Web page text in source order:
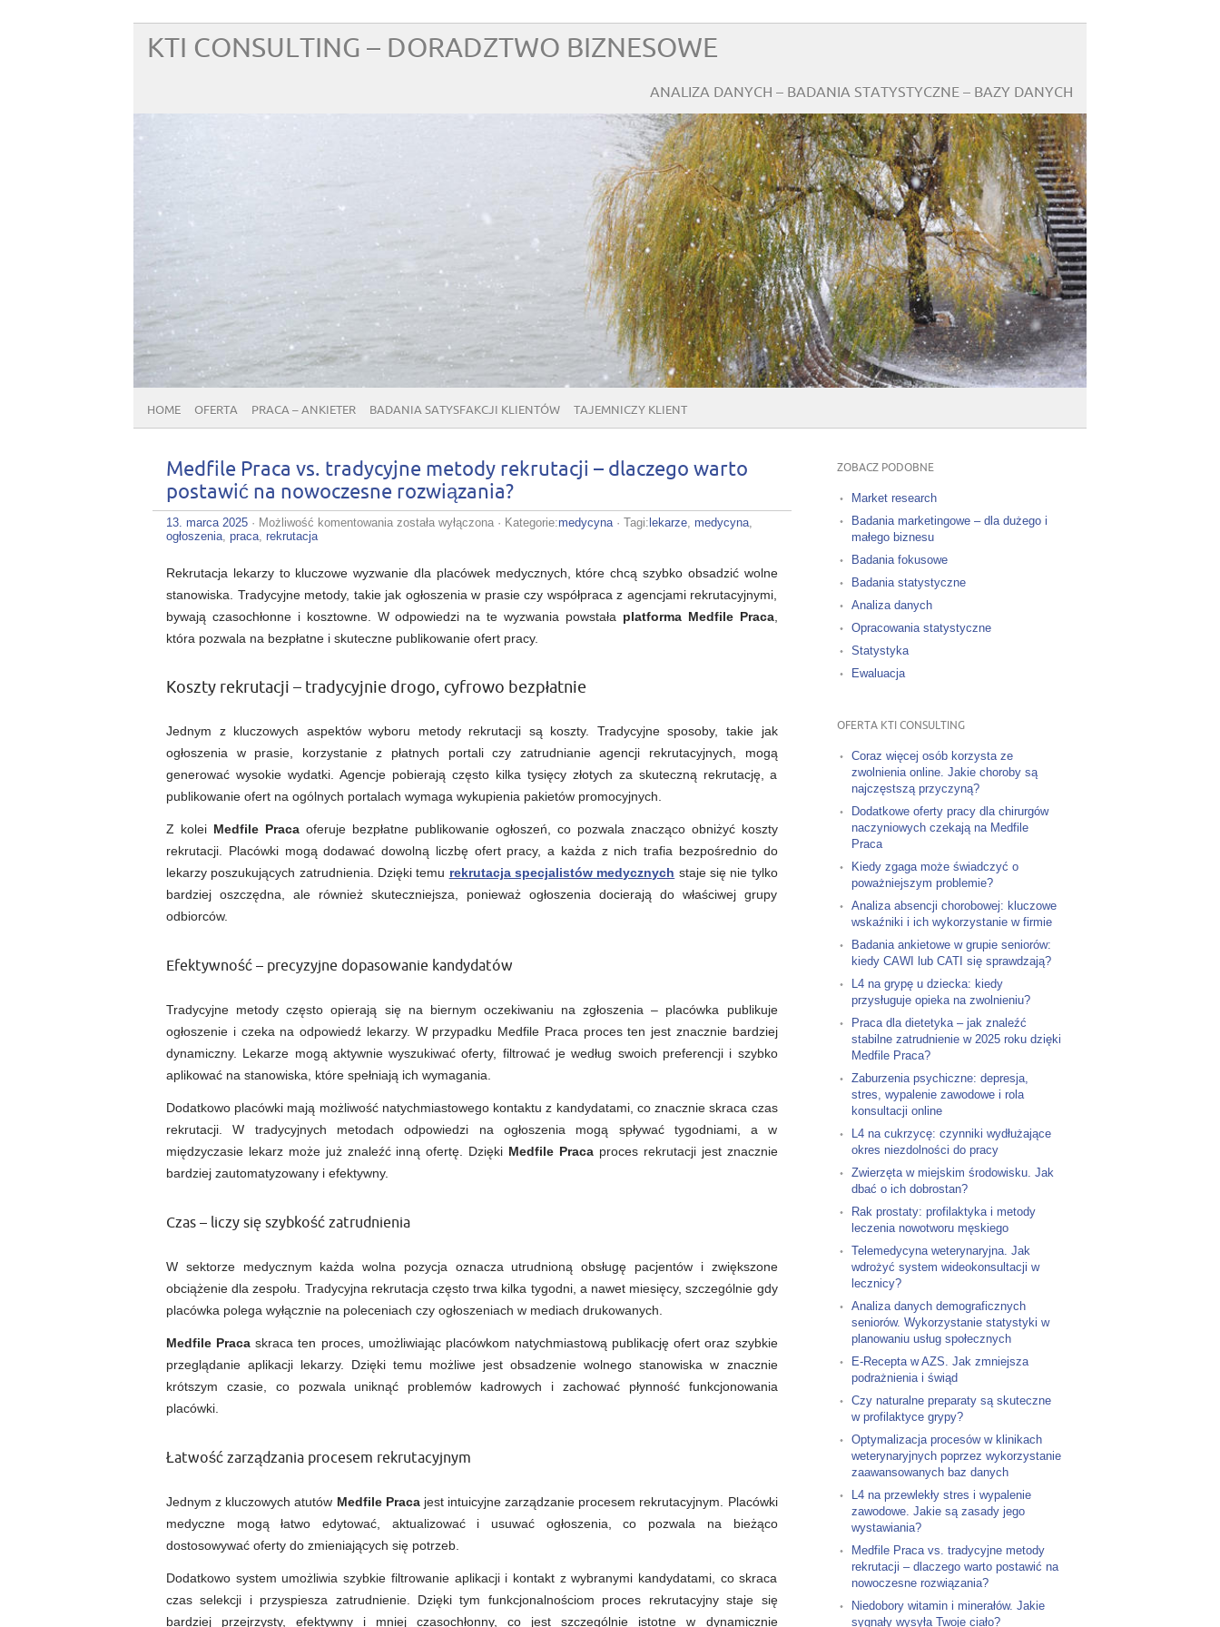
KTI CONSULTING – DORADZTWO BIZNESOWE
ANALIZA DANYCH – BADANIA STATYSTYCZNE – BAZY DANYCH
HOME OFERTA PRACA – ANKIETER BADANIA SATYSFAKCJI KLIENTÓW TAJEMNICZY KLIENT
Medfile Praca vs. tradycyjne metody rekrutacji – dlaczego warto
postawić na nowoczesne rozwiązania?
13. marca 2025 · Możliwość komentowania Medfile
metody
rekrutacji
–
dlaczego
warto
postawić
rozwiązania?
została wyłączona · Kategorie:medycyna· Tagi: lekarze, medycyna,
ogłoszenia, praca, rekrutacja
Rekrutacja lekarzy to kluczowe wyzwanie dla placówek medycznych, które chcą szybko obsadzić wolne
stanowiska. Tradycyjne metody, takie jak ogłoszenia w prasie czy współpraca z agencjami rekrutacyjnymi,
bywają czasochłonne i kosztowne. W odpowiedzi na te wyzwania powstała platforma Medfile Praca,
która pozwala na bezpłatne i skuteczne publikowanie ofert pracy.
Koszty rekrutacji – tradycyjnie drogo, cyfrowo bezpłatnie
Jednym z kluczowych aspektów wyboru metody rekrutacji są koszty. Tradycyjne sposoby, takie jak
ogłoszenia w prasie, korzystanie z płatnych portali czy zatrudnianie agencji rekrutacyjnych, mogą
generować wysokie wydatki. Agencje pobierają często kilka tysięcy złotych za skuteczną rekrutację, a
publikowanie ofert na ogólnych portalach wymaga wykupienia pakietów promocyjnych.
Z kolei Medfile Pracaoferuje bezpłatne publikowanie ogłoszeń, co pozwala znacząco obniżyć koszty
rekrutacji. Placówki mogą dodawać dowolną liczbę ofert pracy, a każda z nich trafia bezpośrednio do
lekarzy poszukujących zatrudnienia. Dzięki temu rekrutacja specjalistów medycznych staje się nie tylko
bardziej oszczędna, ale również skuteczniejsza, ponieważ ogłoszenia docierają do właściwej grupy
odbiorców.
Efektywność – precyzyjne dopasowanie kandydatów
Tradycyjne metody często opierają się na biernym oczekiwaniu na zgłoszenia – placówka publikuje
ogłoszenie i czeka na odpowiedź lekarzy. W przypadku Medfile Praca proces ten jest znacznie bardziej
dynamiczny. Lekarze mogą aktywnie wyszukiwać oferty, filtrować je według swoich preferencji i szybko
aplikować na stanowiska, które spełniają ich wymagania.
Dodatkowo placówki mają możliwość natychmiastowego kontaktu z kandydatami, co znacznie skraca czas
rekrutacji. W tradycyjnych metodach odpowiedzi na ogłoszenia mogą spływać tygodniami, a w
międzyczasie lekarz może już znaleźć inną ofertę. Dzięki Medfile Pracaproces rekrutacji jest znacznie
bardziej zautomatyzowany i efektywny.
Czas – liczy się szybkość zatrudnienia
W sektorze medycznym każda wolna pozycja oznacza utrudnioną obsługę pacjentów i zwiększone
obciążenie dla zespołu. Tradycyjna rekrutacja często trwa kilka tygodni, a nawet miesięcy, szczególnie gdy
placówka polega wyłącznie na poleceniach czy ogłoszeniach w mediach drukowanych.
Medfile Praca skraca ten proces, umożliwiając placówkom natychmiastową publikację ofert oraz szybkie
przeglądanie aplikacji lekarzy. Dzięki temu możliwe jest obsadzenie wolnego stanowiska w znacznie
krótszym czasie, co pozwala uniknąć problemów kadrowych i zachować płynność funkcjonowania
placówki.
Łatwość zarządzania procesem rekrutacyjnym
Jednym z kluczowych atutów Medfile Pracajest intuicyjne zarządzanie procesem rekrutacyjnym. Placówki
medyczne mogą łatwo edytować, aktualizować i usuwać ogłoszenia, co pozwala na bieżąco
dostosowywać oferty do zmieniających się potrzeb.
Dodatkowo system umożliwia szybkie filtrowanie aplikacji i kontakt z wybranymi kandydatami, co skraca
czas selekcji i przyspiesza zatrudnienie. Dzięki tym funkcjonalnościom proces rekrutacyjny staje się
bardziej przejrzysty, efektywny i mniej czasochłonny, co jest szczególnie istotne w dynamicznie
ZOBACZ PODOBNE
Market research
Badania marketingowe – dla dużego i
małego biznesu
Badania fokusowe
Badania statystyczne
Analiza danych
Opracowania statystyczne
Statystyka
Ewaluacja
OFERTA KTI CONSULTING
Coraz więcej osób korzysta ze
zwolnienia online. Jakie choroby są
najczęstszą przyczyną?
Dodatkowe oferty pracy dla chirurgów
naczyniowych czekają na Medfile
Praca
Kiedy zgaga może świadczyć o
poważniejszym problemie?
Analiza absencji chorobowej: kluczowe
wskaźniki i ich wykorzystanie w firmie
Badania ankietowe w grupie seniorów:
kiedy CAWI lub CATI się sprawdzają?
L4 na grypę u dziecka: kiedy
przysługuje opieka na zwolnieniu?
Praca dla dietetyka – jak znaleźć
stabilne zatrudnienie w 2025 roku dzięki
Medfile Praca?
Zaburzenia psychiczne: depresja,
stres, wypalenie zawodowe i rola
konsultacji online
L4 na cukrzycę: czynniki wydłużające
okres niezdolności do pracy
Zwierzęta w miejskim środowisku. Jak
dbać o ich dobrostan?
Rak prostaty: profilaktyka i metody
leczenia nowotworu męskiego
Telemedycyna weterynaryjna. Jak
wdrożyć system wideokonsultacji w
lecznicy?
Analiza danych demograficznych
seniorów. Wykorzystanie statystyki w
planowaniu usług społecznych
E-Recepta w AZS. Jak zmniejsza
podrażnienia i świąd
Czy naturalne preparaty są skuteczne
w profilaktyce grypy?
Optymalizacja procesów w klinikach
weterynaryjnych poprzez wykorzystanie
zaawansowanych baz danych
L4 na przewlekły stres i wypalenie
zawodowe. Jakie są zasady jego
wystawiania?
Medfile Praca vs. tradycyjne metody
rekrutacji – dlaczego warto postawić na
nowoczesne rozwiązania?
Niedobory witamin i minerałów. Jakie
sygnały wysyła Twoje ciało?